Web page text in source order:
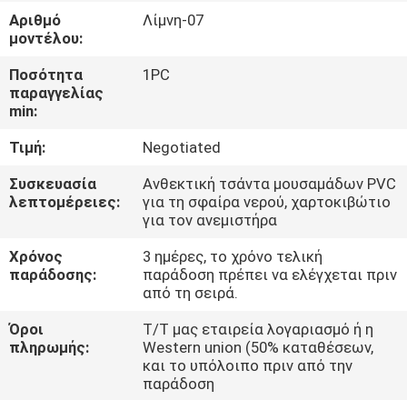
ΓΎΡΟΣ
ΕΡΓΟΣΤΑΣΊΩΝ
ΠΟΙΟΤΙΚΌΣ
COMPANY
NEWS
SITEMAP
PRIVACY
POLICY
Αριθμό
μοντέλου:
Λίμνη-07
Ποσότητα
παραγγελίας
min:
1PC
Τιμή:
Negotiated
Συσκευασία
λεπτομέρειες:
Ανθεκτική τσάντα μουσαμάδων PVC
για τη σφαίρα νερού, χαρτοκιβώτιο
για τον ανεμιστήρα
Χρόνος
παράδοσης:
3 ημέρες, το χρόνο τελική
παράδοση πρέπει να ελέγχεται πριν
από τη σειρά.
Όροι
πληρωμής:
T/T μας εταιρεία λογαριασμό ή η
Western union (50% καταθέσεων,
και το υπόλοιπο πριν από την
παράδοση